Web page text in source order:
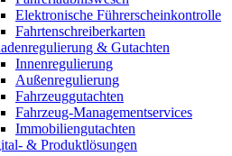
Elektronische Führerscheinkontrolle
Fahrtenschreiberkarten
& Gutachten
Innenregulierung
Außenregulierung
Fahrzeuggutachten
Fahrzeug-Managementservices
Immobiliengutachten
& Produktlösungen